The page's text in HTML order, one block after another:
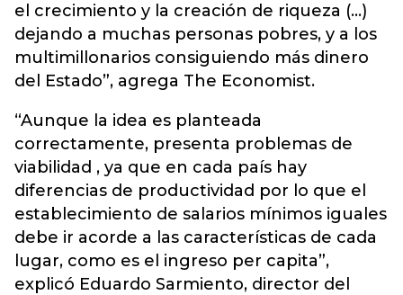
el crecimiento y la creación de riqueza (…)
dejando a muchas personas pobres, y a los
multimillonarios consiguiendo más dinero
del Estado”, agrega The Economist.
“Aunque la idea es planteada
correctamente, presenta problemas de
viabilidad , ya que en cada país hay
diferencias de productividad por lo que el
establecimiento de salarios mínimos iguales
debe ir acorde a las características de cada
lugar, como es el ingreso per capita”,
explicó Eduardo Sarmiento, director del